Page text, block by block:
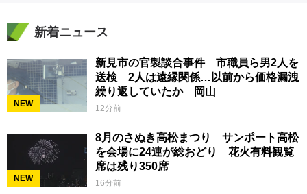
新着ニュース
NEW
新見市の官製談合事件 市職員ら男2人を
送検 2人は遠縁関係…以前から価格漏洩
繰り返していたか 岡山
12分前
NEW
8月のさぬき高松まつり サンポート高松
を会場に24連が総おどり 花火有料観覧
席は残り350席
16分前